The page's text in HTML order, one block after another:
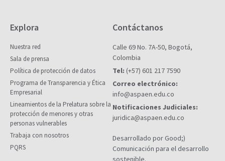
Explora
Nuestra red
Sala de prensa
Política de protección de datos
Programa de Transparencia y Ética
Empresarial
Lineamientos de la Prelatura sobre la
protección de menores y otras
personas vulnerables
Trabaja con nosotros
PQRS
Contáctanos
Calle 69 No. 7A-50, Bogotá,
Colombia
Tel: (+57) 601 217 7590
Correo electrónico:
info@aspaen.edu.co
Notificaciones Judiciales:
juridica@aspaen.edu.co
Desarrollado por Good;)
Comunicación para el desarrollo
sostenible.